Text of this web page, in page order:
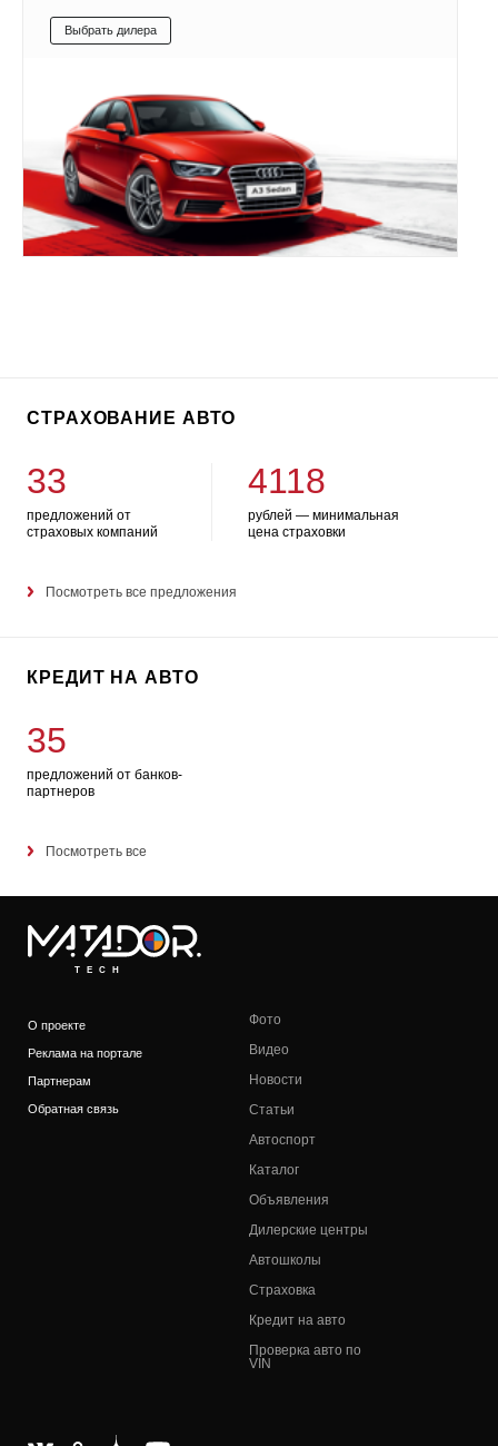
Выбрать дилера
СТРАХОВАНИЕ АВТО
33
предложений от
страховых компаний
4118
рублей — минимальная
цена страховки
Посмотреть все предложения
КРЕДИТ НА АВТО
35
предложений от банков-
партнеров
Посмотреть все
TECH
О проекте
Реклама на портале
Партнерам
Обратная связь
Фото
Видео
Новости
Статьи
Автоспорт
Каталог
Объявления
Дилерские центры
Автошколы
Страховка
Кредит на авто
Проверка авто по
VIN